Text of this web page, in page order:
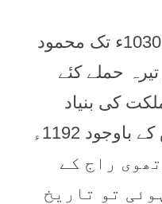
گیا ۔ 997ء سے لے کر 1030ء تک محمود
حملے کئے
کی بنیاد
ہرگز نہیں رکھی ۔ اس کے باوجود 1192ء
راج کے
تو تاریخ